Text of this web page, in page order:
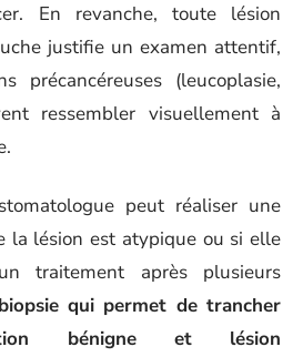
En revanche, toute lésion
justifie un examen attentif,
précancéreuses (leucoplasie,
ressembler visuellement à
peut réaliser une
la lésion est atypique ou si elle
traitement après plusieurs
qui permet de trancher
bénigne et lésion